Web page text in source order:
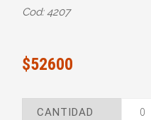
Cod: 4207
$52600
CANTIDAD